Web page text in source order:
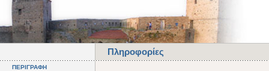
Πληροφορίες
ΠΕΡΙΓΡΑΦΗ